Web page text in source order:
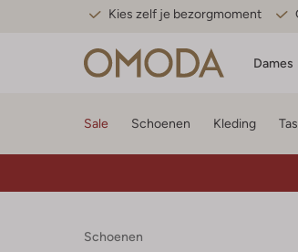
Kies zelf je bezorgmoment
Dames
Sale Schoenen Kleding
Schoenen